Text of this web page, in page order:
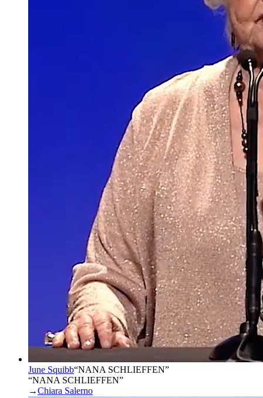
June Squibb“NANA SCHLIEFFEN”
“NANA SCHLIEFFEN”
→Chiara Salerno